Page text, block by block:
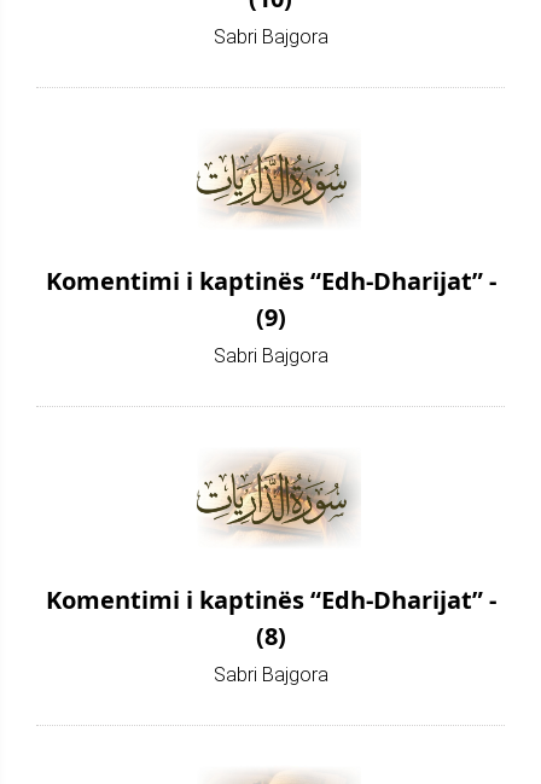
Sabri Bajgora
Komentimi i kaptinës “Edh-Dharijat” -
(9)
Sabri Bajgora
Komentimi i kaptinës “Edh-Dharijat” -
(8)
Sabri Bajgora